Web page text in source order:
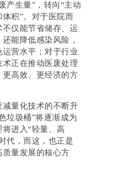
产生量”，转向“主动
积”。对于医院而
仅能节省储存、运
能降低感染风险，
营水平；对于行业
正在推动医废处理
更高效、更经济的方
减量化技术的不断升
垃圾桶”将逐渐成为
进入“轻量、高
代，而这，也正是
质量发展的核心方